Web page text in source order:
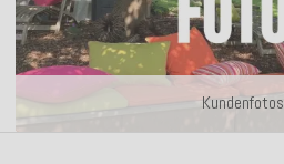
Kundenfotos